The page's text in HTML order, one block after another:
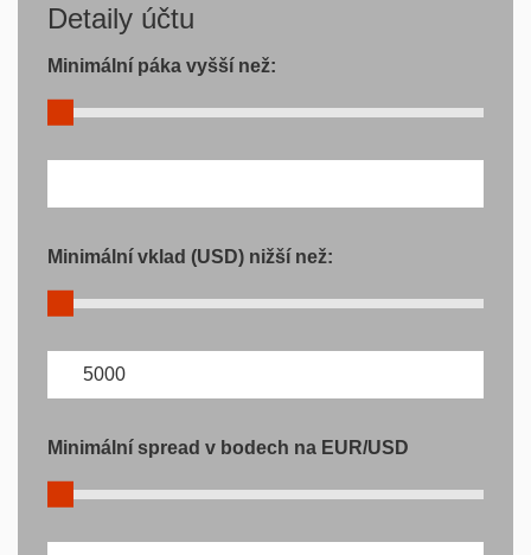
Detaily účtu
Minimální páka vyšší než:
Minimální vklad (USD) nižší než:
Minimální spread v bodech na EUR/USD